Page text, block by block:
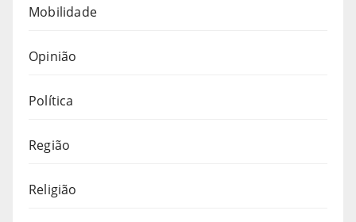
Mobilidade
Opinião
Política
Região
Religião